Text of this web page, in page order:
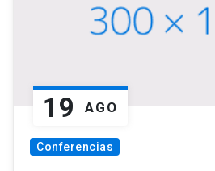
19 AGO
Conferencias